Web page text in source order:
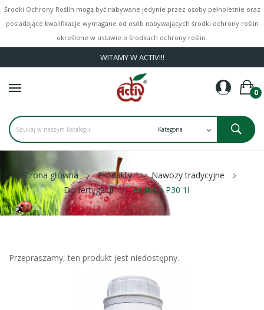
Środki Ochrony Roślin mogą być nabywane jedynie przez osoby pełnoletnie oraz
posiadające kwalifikacje wymagane od osób nabywających środki ochrony roślin
określone w ustawie o środkach ochrony roślin.
WITAMY W ACTIV!!!
0
Strona główna Produkty
Nawozy tradycyjne
Do fertygacji
Radicon P30 1l
Przepraszamy, ten produkt jest niedostępny.